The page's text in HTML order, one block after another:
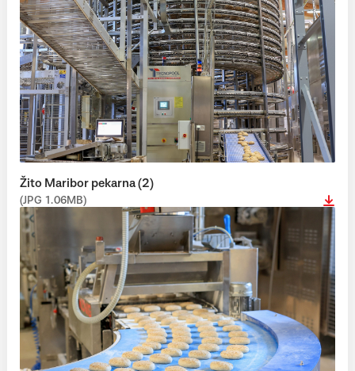
Žito Maribor pekarna (2)
(JPG 1.06MB)